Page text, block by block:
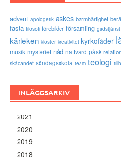
advent apologetik askes barmhärtighet
fasta filosofi förebilder församling gudstjänst
kärleken kloster kreativitet kyrkofäder
musik mysteriet nåd nattvard påsk
skådandet söndagsskola team teologi
INLÄGGSARKIV
2021
2020
2019
2018